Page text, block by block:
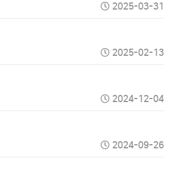
2025-03-31
2025-02-13
2024-12-04
2024-09-26